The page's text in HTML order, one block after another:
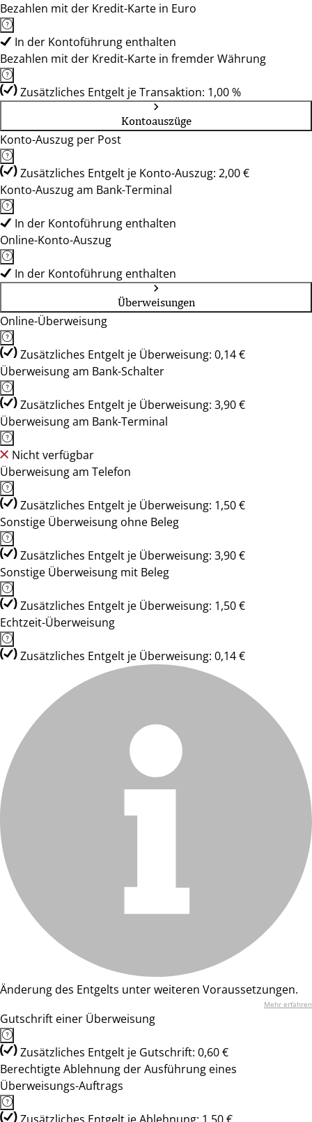
Bezahlen mit der Kredit-Karte in Euro
In der Kontoführung enthalten
Bezahlen mit der Kredit-Karte in fremder Währung
Zusätzliches Entgelt je Transaktion: 1,00 %
Kontoauszüge
Konto-Auszug per Post
Zusätzliches Entgelt je Konto-Auszug: 2,00 €
Konto-Auszug am Bank-Terminal
In der Kontoführung enthalten
Online-Konto-Auszug
In der Kontoführung enthalten
Überweisungen
Online-Überweisung
Zusätzliches Entgelt je Überweisung: 0,14 €
Überweisung am Bank-Schalter
Zusätzliches Entgelt je Überweisung: 3,90 €
Überweisung am Bank-Terminal
Nicht verfügbar
Überweisung am Telefon
Zusätzliches Entgelt je Überweisung: 1,50 €
Sonstige Überweisung ohne Beleg
Zusätzliches Entgelt je Überweisung: 3,90 €
Sonstige Überweisung mit Beleg
Zusätzliches Entgelt je Überweisung: 1,50 €
Echtzeit-Überweisung
Zusätzliches Entgelt je Überweisung: 0,14 €
Änderung des Entgelts unter weiteren Voraussetzungen.
Mehr erfahren
Gutschrift einer Überweisung
Zusätzliches Entgelt je Gutschrift: 0,60 €
Berechtigte Ablehnung der Ausführung eines
Überweisungs-Auftrags